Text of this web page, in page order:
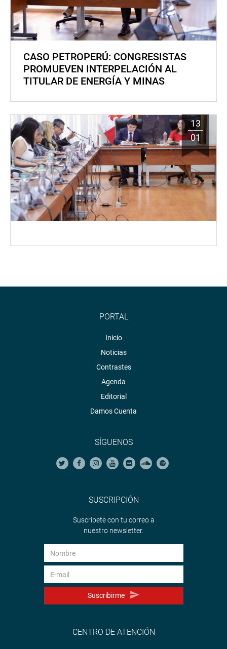
CASO PETROPERÚ: CONGRESISTAS
PROMUEVEN INTERPELACIÓN AL
TITULAR DE ENERGÍA Y MINAS
13
01
PORTAL
Inicio
Noticias
Contrastes
Agenda
Editorial
Damos Cuenta
SÍGUENOS
SUSCRIPCIÓN
Suscríbete con tu correo a
nuestro newsletter.
Suscribirme
CENTRO DE ATENCIÓN